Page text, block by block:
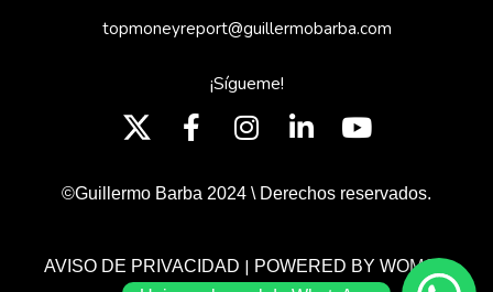
topmoneyreport@guillermobarba.com
¡Sígueme!
©Guillermo Barba 2024 \ Derechos reservados.
AVISO DE PRIVACIDAD | POWERED BY WOMGP